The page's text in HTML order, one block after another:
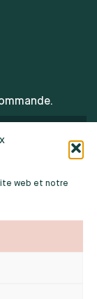
web et notre